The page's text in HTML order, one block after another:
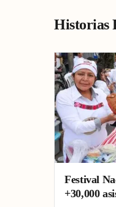
Historias
Festival
+30,000